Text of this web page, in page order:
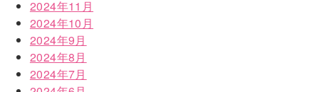
2024年11月
2024年10月
2024年9月
2024年8月
2024年7月